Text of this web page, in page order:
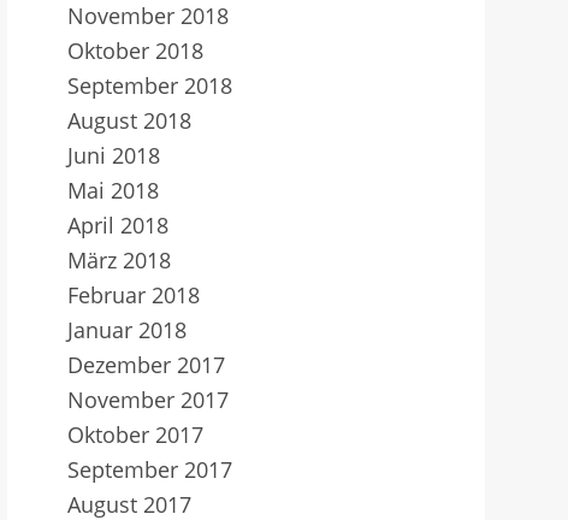
November 2018
Oktober 2018
September 2018
August 2018
Juni 2018
Mai 2018
April 2018
März 2018
Februar 2018
Januar 2018
Dezember 2017
November 2017
Oktober 2017
September 2017
August 2017